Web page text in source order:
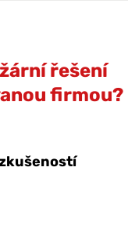
řešení
firmou?